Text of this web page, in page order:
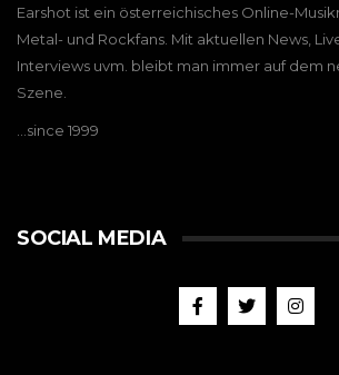
Earshot ist ein österreichisches Online-
Metal- und Rockfans. Mit aktuellen News,
Interviews uvm. bleibt man immer auf dem
Szene.
…since 1999
SOCIAL MEDIA